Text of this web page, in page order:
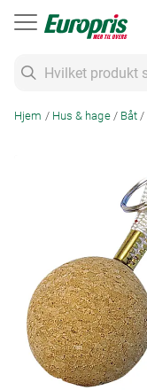
Hjem Hus & hage Båt
images
gallery